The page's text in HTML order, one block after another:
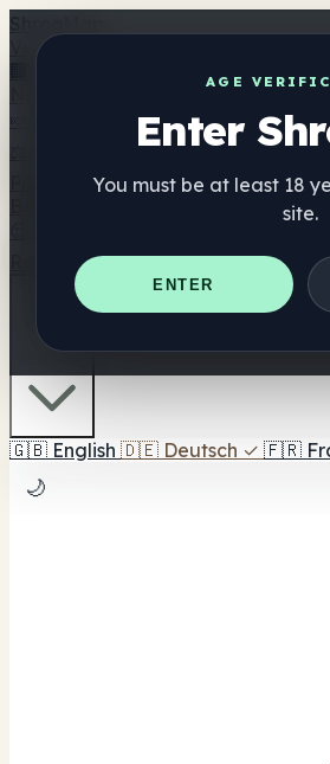
AGE
Enter
You must be at least 18
site.
ENTER
Verzeichnis
📍
🍬 Pilz-Gummis 💊 Pilz-Kapseln 💧
⚖️ Produkte vergleichen 💰
Ratgeber Quiz Blog In der Nähe
🇩🇪 DE
🇬🇧 English 🇩🇪 Deutsch ✓ 🇫🇷
🌙